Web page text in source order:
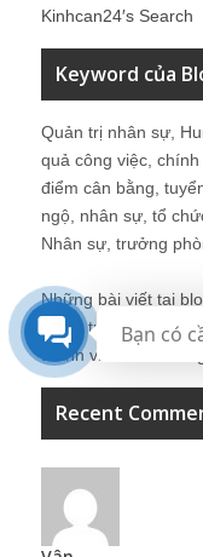
Kinhcan24′s Search
Keyword của
Quản trị nhân sự,
quả công việc,
điểm cân bằng,
ngộ, nhân sự, tổ
Nhân sự, trưởng
Những bài viết tại
Quản trị Nhân sự
thành viên khác
Recent
Bạn có